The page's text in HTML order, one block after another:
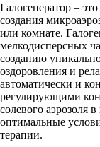
Галогенератор –
создания
или комнате.
мелкодисперсных
созданию
оздоровления и
автоматически и
регулирующими
солевого аэрозоля
оптимальные
терапии.